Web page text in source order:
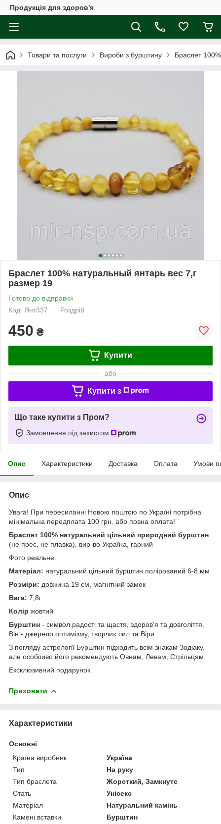
Продукція для здоров'я
Товари та послуги Вироби з бурштину Браслет
Браслет 100% натуральный янтарь вес 7,г
размер 19
Готово до відправки
Код: Янт337
Роздріб
450 ₴
Купити
або
Купити з
Що таке купити з Пром?
Замовлення під захистом
Опис Характеристики Доставка Оплата Умови
Опис
Увага! При пересиланні Новою поштою по Україні потрібна
мінімальна передплата 100 грн. або повна оплата!
Браслет 100% натуральний цільний природний бурштин
(не прес, не плавка), вир-во Україна, гарний
Фото реальне.
Матеріал: натуральний цільний бурштин полірований 6-8 мм
Розміри: довжина 19 см, магнітний замок
Вага: 7,8г
Колір жовтий
Бурштин - символ радості та щастя, здоров'я та довголіття.
Він - джерело оптимізму, творчих сил та Віри.
З погляду астрології Бурштин підходить всім знакам Зодіаку.
але особливо його рекомендують Овнам, Левам, Стрільцям.
Ексклюзивний подарунок.
Приховати
Характеристики
Основні
Країна виробник
Україна
Тип
На руку
Тип браслета
Жорсткий, Замкнуте
Стать
Унісекс
Матеріал
Натуральний камінь
Камені вставки
Бурштин